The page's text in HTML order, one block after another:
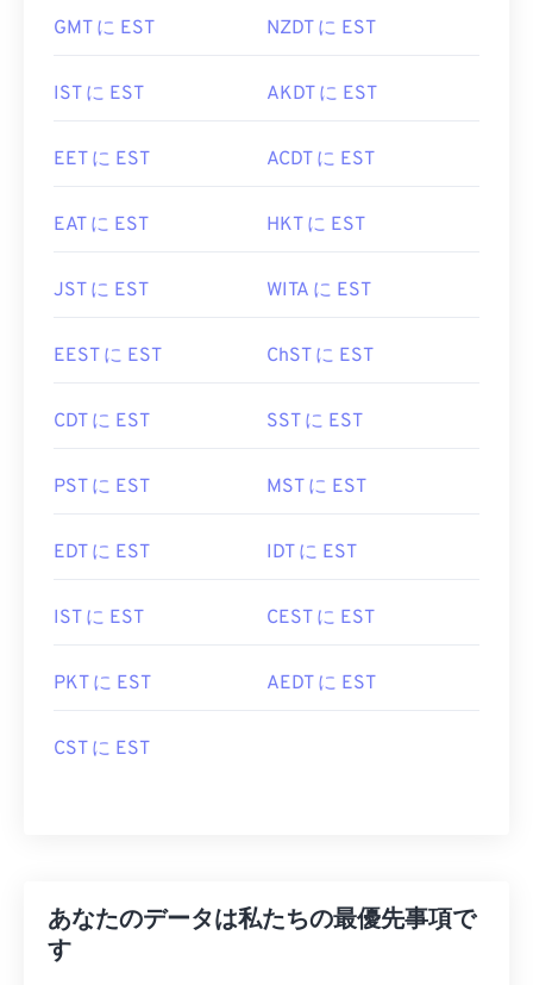
GMT に EST NZDT に EST
IST に EST AKDT に EST
EET に EST ACDT に EST
EAT に EST HKT に EST
JST に EST WITA に EST
EEST に EST ChST に EST
CDT に EST SST に EST
PST に EST MST に EST
EDT に EST IDT に EST
IST に EST CEST に EST
PKT に EST AEDT に EST
CST に EST
あなたのデータは私たちの最優先事項で
す